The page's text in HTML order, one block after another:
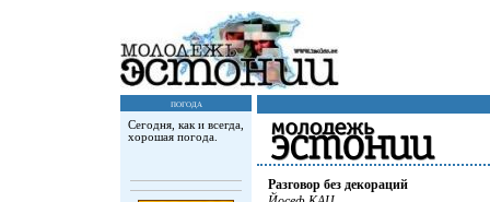
погода
Сегодня, как и всегда,
хорошая погода.
Разговор без декораций